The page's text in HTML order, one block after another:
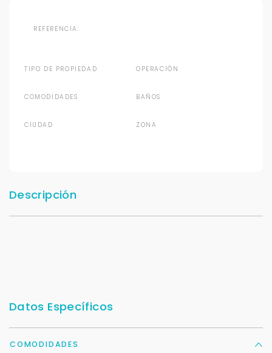
REFERENCIA:
TIPO DE PROPIEDAD OPERACIÓN
COMODIDADES BAÑOS
CIUDAD ZONA
Descripción
Datos Específicos
COMODIDADES